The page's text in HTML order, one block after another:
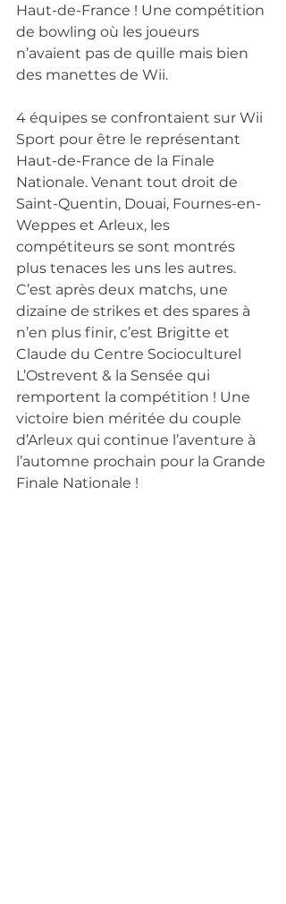
Haut-de-France ! Une compétition
de bowling où les joueurs
n’avaient pas de quille mais bien
des manettes de Wii.
4 équipes se confrontaient sur Wii
Sport pour être le représentant
Haut-de-France de la Finale
Nationale. Venant tout droit de
Saint-Quentin, Douai, Fournes-en-
Weppes et Arleux, les
compétiteurs se sont montrés
plus tenaces les uns les autres.
C’est après deux matchs, une
dizaine de strikes et des spares à
n’en plus finir, c’est Brigitte et
Claude du Centre Socioculturel
L’Ostrevent & la Sensée qui
remportent la compétition ! Une
victoire bien méritée du couple
d’Arleux qui continue l’aventure à
l’automne prochain pour la Grande
Finale Nationale !